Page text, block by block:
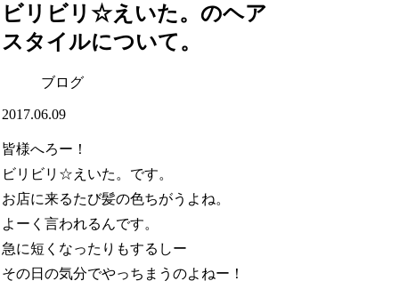
ビリビリ☆えいた。のヘア
スタイルについて。
ブログ
2017.06.09
皆様へろー！
ビリビリ☆えいた。です。
お店に来るたび髪の色ちがうよね。
よーく言われるんです。
急に短くなったりもするしー
その日の気分でやっちまうのよねー！